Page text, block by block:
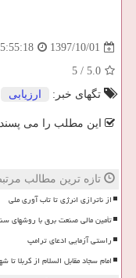
1397/10/01
5.0
/
5
تگهای خبر:
ارزیابی
این مطلب را می
تازه ترین مطالب
از ناترازی انرژی تا تاب آوری ملی
تأمین مالی صنعت برق با روشهای
راستی آزمایی ادعای ترامپ
امام سجاد مقابل السلام از کربلا تا